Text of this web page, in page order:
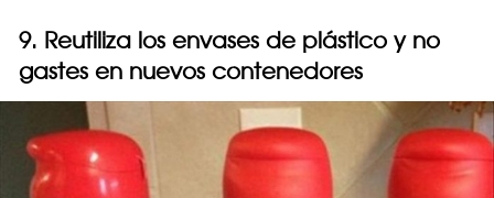
9. Reutiliza los envases de plástico y no
gastes en nuevos contenedores